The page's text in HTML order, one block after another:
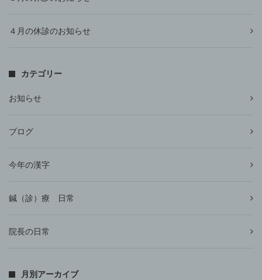
４月の休診のお知らせ
カテゴリー
お知らせ
ブログ
今年の漢字
鍼（診）療 日常
院長の日常
月別アーカイブ